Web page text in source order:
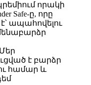
որակի
Safe-ը, որը
ապահովելու
է բարձր
համար և